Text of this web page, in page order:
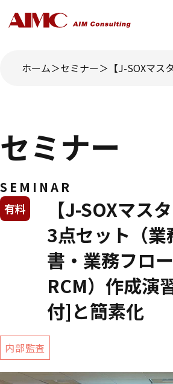
ホーム セミナー 【J-SOXマ
セミナー
SEMINAR
【J-SOXマス
3点セット（業
書・業務フロ
RCM）作成演
付]と簡素化
有料
内部監査